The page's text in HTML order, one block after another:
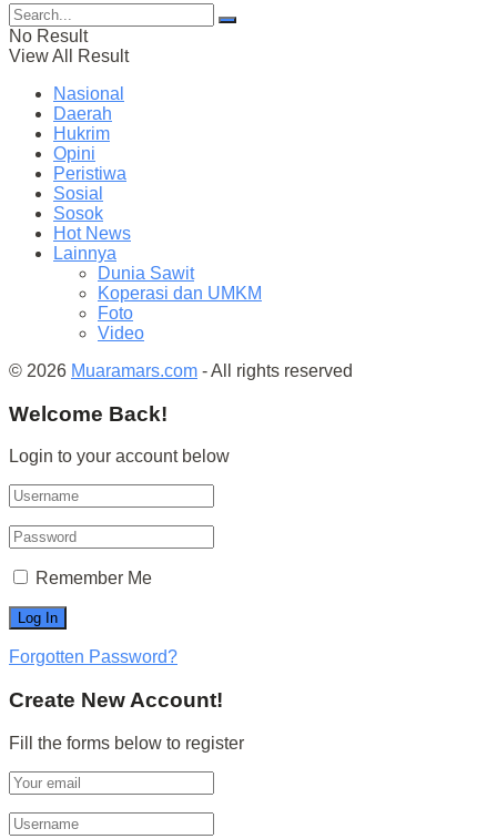
No Result
View All Result
Nasional
Daerah
Hukrim
Opini
Peristiwa
Sosial
Sosok
Hot News
Lainnya
Dunia Sawit
Koperasi dan UMKM
Foto
Video
© 2026 Muaramars.com - All rights reserved
Welcome Back!
Login to your account below
Remember Me
Forgotten Password?
Create New Account!
Fill the forms below to register